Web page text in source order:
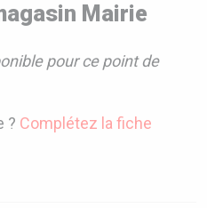
Mairie
pour ce point de
? Complétez la fiche